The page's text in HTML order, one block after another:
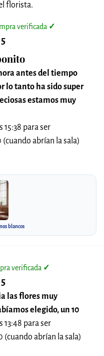
florista.
verificada ✓
antes del tiempo
lo tanto ha sido super
estamos muy
15:38 para ser
(cuando abrían la sala)
blancos
verificada ✓
las flores muy
elegido, un 10
13:48 para ser
(cuando abrían la sala)